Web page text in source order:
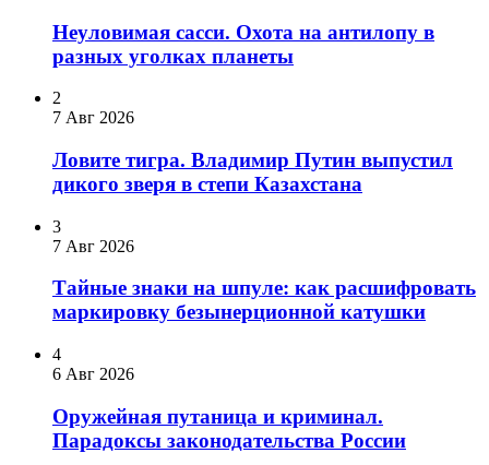
Неуловимая сасси. Охота на антилопу в
разных уголках планеты
2
7 Авг 2026
Ловите тигра. Владимир Путин выпустил
дикого зверя в степи Казахстана
3
7 Авг 2026
Тайные знаки на шпуле: как расшифровать
маркировку безынерционной катушки
4
6 Авг 2026
Оружейная путаница и криминал.
Парадоксы законодательства России